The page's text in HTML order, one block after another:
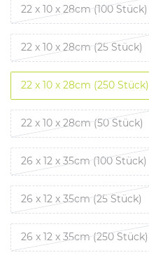
22 x 10 x 28cm (100 Stück)
22 x 10 x 28cm (25 Stück)
22 x 10 x 28cm (250 Stück)
22 x 10 x 28cm (50 Stück)
26 x 12 x 35cm (100 Stück)
26 x 12 x 35cm (25 Stück)
26 x 12 x 35cm (250 Stück)